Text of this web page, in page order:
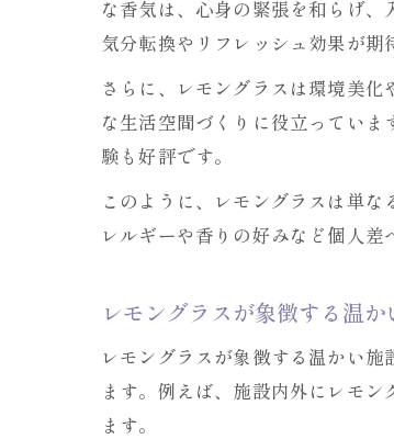
な香気は、心身の緊張を和らげ
気分転換やリフレッシュ効果が期
さらに、レモングラスは環境美
な生活空間づくりに役立ってい
験も好評です。
このように、レモングラスは単
レルギーや香りの好みなど個人差
レモングラスが象徴する温
レモングラスが象徴する温かい
ます。例えば、施設内外にレモ
ます。